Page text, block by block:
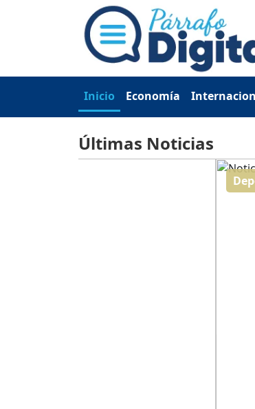
Inicio Economía
Últimas Noticias